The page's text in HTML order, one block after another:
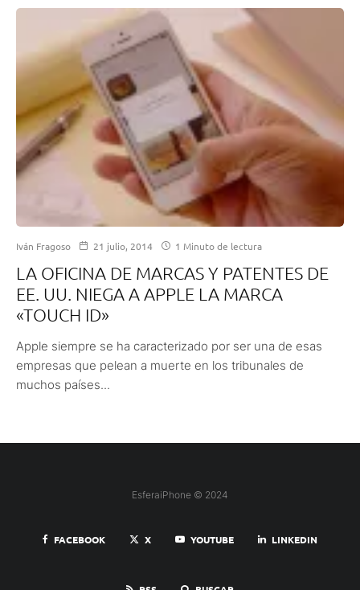
Iván Fragoso 21 julio, 2014 1 Minuto de lectura
LA OFICINA DE MARCAS Y PATENTES DE
EE. UU. NIEGA A APPLE LA MARCA
«TOUCH ID»
Apple siempre se ha caracterizado por ser una de esas
empresas que pelean a muerte en los tribunales de
muchos países...
EsferaiPhone © 2024
FACEBOOK X YOUTUBE LINKEDIN